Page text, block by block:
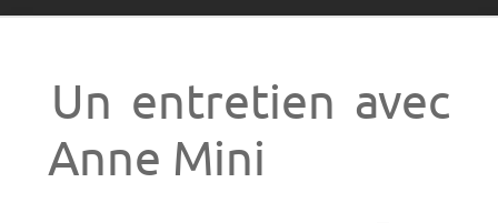
Jeux vidéo
PKD à Metz
Un entretien avec
Anne Mini